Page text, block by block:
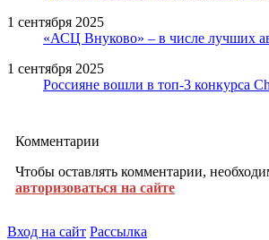
1 сентября 2025
«АСЦ Внуково» – в числе лучших
1 сентября 2025
Россияне вошли в топ-3 конкурса
Комментарии
Чтобы оставлять комментарии,
авторизоваться на сайте
Вход на сайт Рассылка